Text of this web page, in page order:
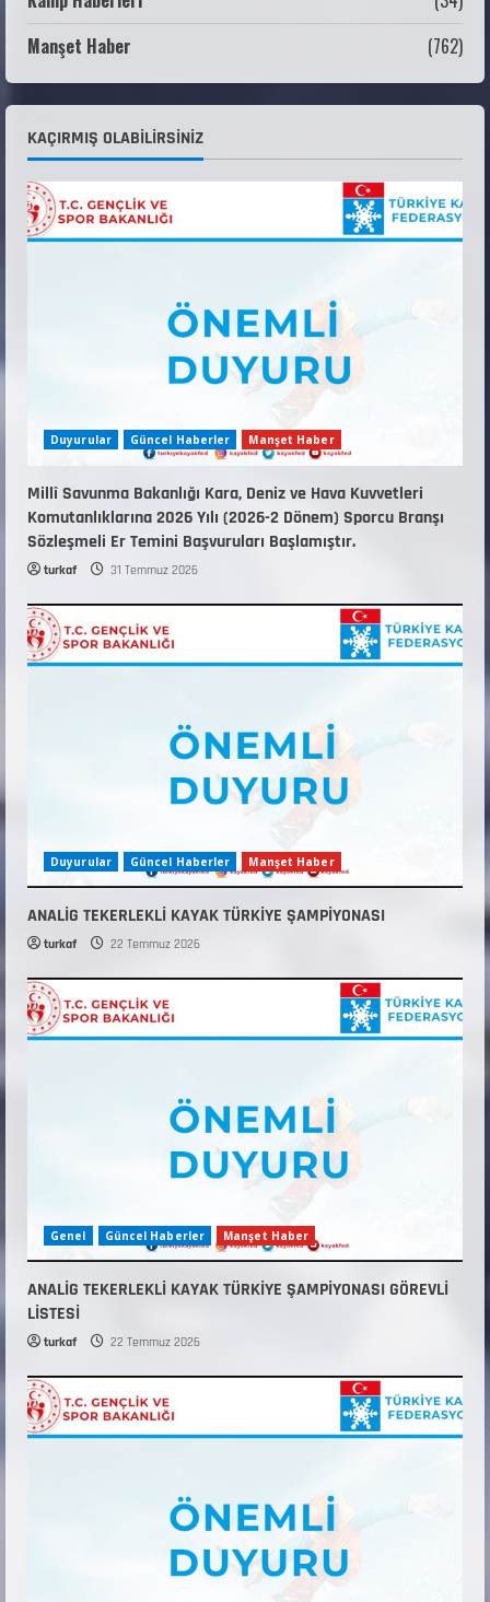
3
ŞAMPİYONASI GÖREVLİ LİSTESİ
Belirlendi
KAYAKLI KOŞU VE BİATHLON 3.KADEME
Manşet Haber
(762)
KAÇIRMIŞ OLABILIRSINIZ
Duyurular Güncel Haberler Manşet Haber
Millî Savunma Bakanlığı Kara, Deniz ve Hava Kuvvetleri
Komutanlıklarına 2026 Yılı (2026-2 Dönem) Sporcu Branşı
Sözleşmeli Er Temini Başvuruları Başlamıştır.
turkaf 31 Temmuz 2026
Duyurular Güncel Haberler Manşet Haber
ANALİG TEKERLEKLİ KAYAK TÜRKİYE ŞAMPİYONASI
turkaf 22 Temmuz 2026
Genel Güncel Haberler Manşet Haber
ANALİG TEKERLEKLİ KAYAK TÜRKİYE ŞAMPİYONASI GÖREVLİ
LİSTESİ
turkaf 22 Temmuz 2026